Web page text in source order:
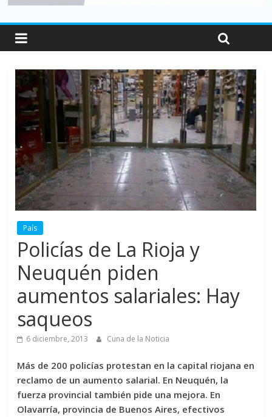
País
Policías de La Rioja y
Neuquén piden
aumentos salariales: Hay
saqueos
6 diciembre, 2013 Cuna de la Noticia
Más de 200 policías protestan en la capital riojana en
reclamo de un aumento salarial. En Neuquén, la
fuerza provincial también pide una mejora. En
Olavarría, provincia de Buenos Aires, efectivos